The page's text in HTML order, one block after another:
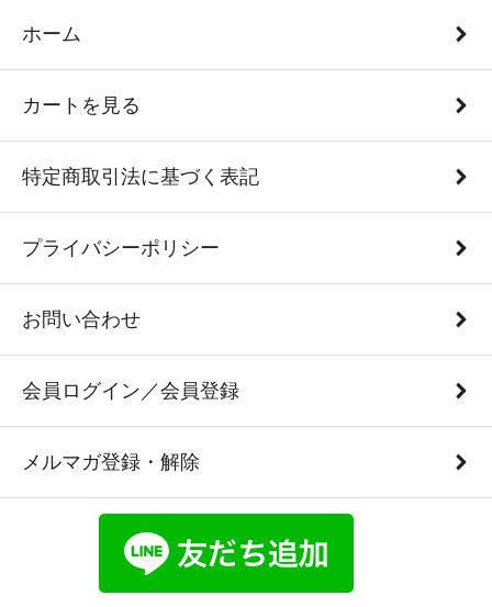
ホーム
カートを見る
特定商取引法に基づく表記
プライバシーポリシー
お問い合わせ
会員ログイン／会員登録
メルマガ登録・解除